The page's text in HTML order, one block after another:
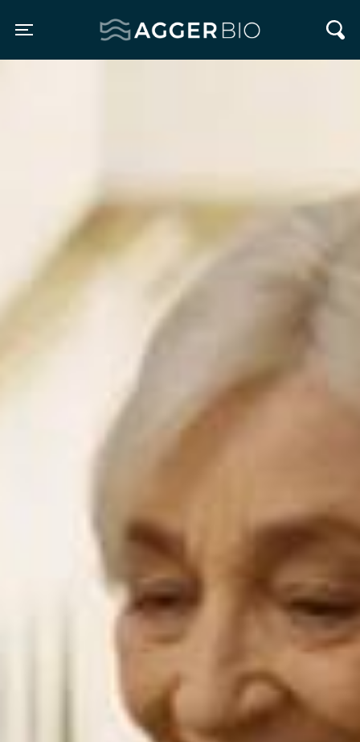
Toggle navigation
Agger BIO